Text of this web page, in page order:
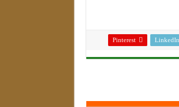
LinkedIn
Pinterest